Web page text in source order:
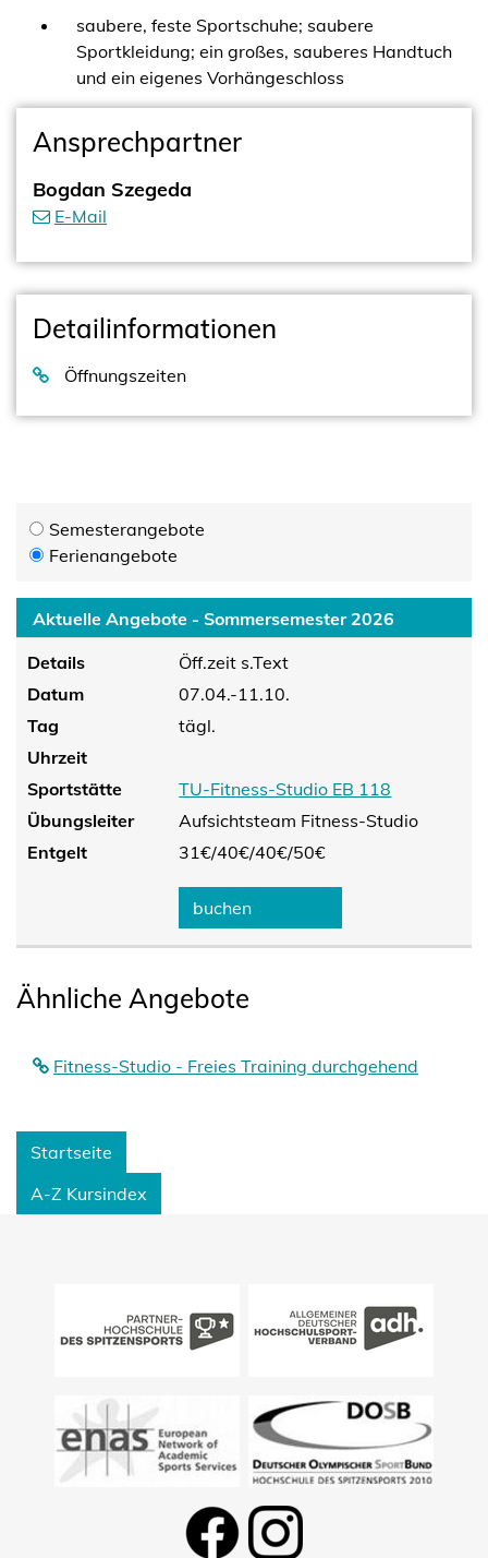
saubere, feste Sportschuhe; saubere
Sportkleidung; ein großes, sauberes Handtuch
und ein eigenes Vorhängeschloss
Ansprechpartner
Bogdan Szegeda
E-Mail
Detailinformationen
Öffnungszeiten
Semesterangebote
Ferienangebote
Aktuelle Angebote - Sommersemester 2026
Details
Öff.zeit s.Text
Datum
07.04.-11.10.
Tag
tägl.
Uhrzeit
Sportstätte
TU-Fitness-Studio EB 118
Übungsleiter
Aufsichtsteam Fitness-Studio
Entgelt
31€/40€/40€/50€
buchen
Ähnliche Angebote
Fitness-Studio - Freies Training durchgehend
Startseite
A-Z Kursindex